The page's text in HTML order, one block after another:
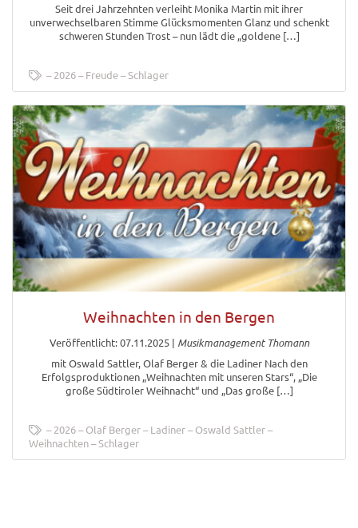
Seit drei Jahrzehnten verleiht Monika Martin mit ihrer
unverwechselbaren Stimme Glücksmomenten Glanz und schenkt
schweren Stunden Trost – nun lädt die „goldene […]
2026 Freude Schlager
Weihnachten in den Bergen
Veröffentlicht: 07.11.2025| Musikmanagement Thomann
mit Oswald Sattler, Olaf Berger & die Ladiner Nach den
Erfolgsproduktionen „Weihnachten mit unseren Stars“, „Die
große Südtiroler Weihnacht“ und „Das große […]
2026 Olaf Berger Ladiner
Oswald Sattler
Weihnachten
Schlager